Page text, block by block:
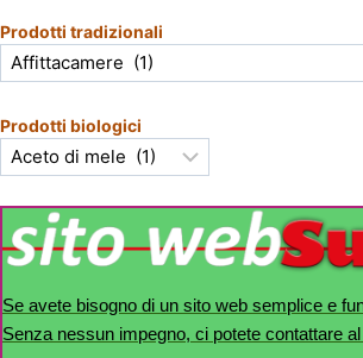
Prodotti tradizionali
Prodotti biologici
Se avete bisogno di un sito web semplice e
Senza nessun impegno, ci potete contattare